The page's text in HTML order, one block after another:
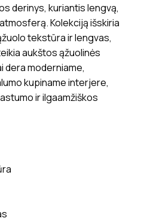
derinys, kuriantis lengvą,
Kolekciją išskiria
tekstūra ir lengvas,
aukštos ąžuolinės
dera moderniame,
kupiname interjere,
ir ilgaamžiškos